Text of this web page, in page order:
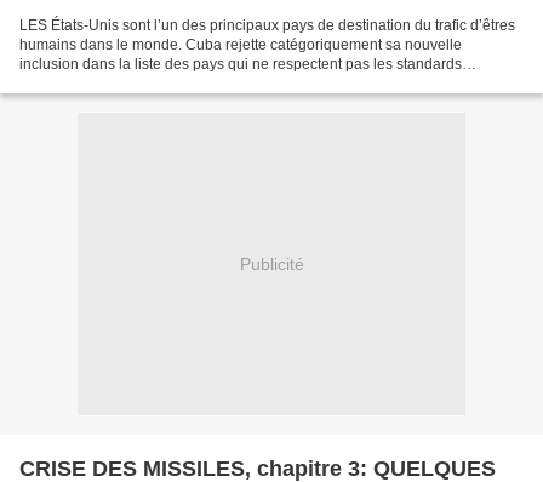
LES États-Unis sont l’un des principaux pays de destination du trafic d’êtres
humains dans le monde. Cuba rejette catégoriquement sa nouvelle
inclusion dans la liste des pays qui ne respectent pas les standards
Publicité
CRISE DES MISSILES, chapitre 3: QUELQUES